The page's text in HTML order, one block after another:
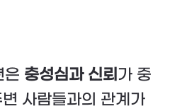
은 충성심과 신뢰 가 중
사람들과의 관계가